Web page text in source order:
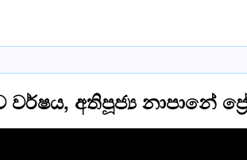
වර්ෂය, අතිපූජ්‍ය නාපානේ